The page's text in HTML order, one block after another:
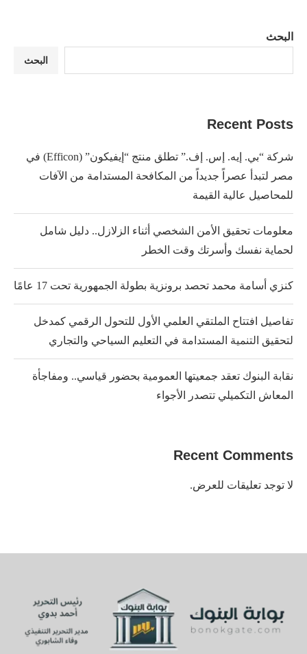
البحث
البحث
Recent Posts
شركة “بي. إيه. إس. إف.” تطلق منتج “إيفيكون” (Efficon) في
مصر لتبدأ عصراً جديداً من المكافحة المستدامة من الآفات
للمحاصيل عالية القيمة
معلومات تحقيق الأمن الشخصي أثناء الزلازل.. دليل شامل
لحماية نفسك وأسرتك وقت الخطر
كنزي أسامة محمد تحصد برونزية بطولة الجمهورية تحت 17 عامًا
تفاصيل افتتاح الملتقي العلمي الأول للتحول الرقمي كمدخل
لتحقيق التنمية المستدامة في التعليم السياحي والتجاري
نقابة البنوك تعقد جمعيتها العمومية بحضور قياسي.. ومفاجأة
المعاش التكميلي تتصدر الأجواء
Recent Comments
لا توجد تعليقات للعرض.